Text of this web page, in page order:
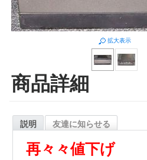
拡大表示
商品詳細
説明 友達に知らせる
再々 々値下げ